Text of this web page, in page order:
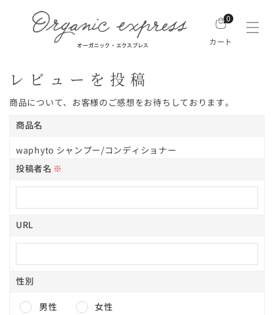
0
カート
レビューを投稿
商品について、お客様のご感想をお待ちしております。
商品名
waphyto シャンプー/コンディショナー
投稿者名 ※
URL
性別
男性 女性